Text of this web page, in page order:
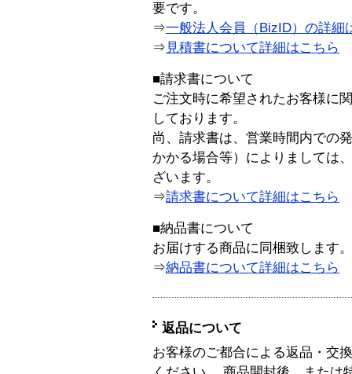
要です。
⇒一般法人会員（BizID）の詳細
⇒ 見積書について詳細はこちら
■請求書について
ご注文時に希望されたお客様に
しております。
尚、請求書は、営業時間内での
かかる場合等）によりましては
ざいます。
⇒請求書について詳細はこちら
■納品書について
お届けする商品に同梱致します。
⇒納品書について詳細はこちら
返品について
お客様のご都合による返品・交